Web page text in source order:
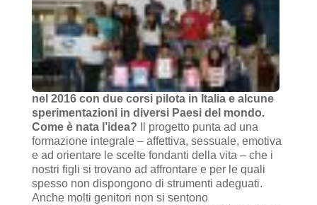
nel 2016 con due corsi pilota in Italia e alcune
sperimentazioni in diversi Paesi del mondo.
Come è nata l’idea?
Il progetto punta ad una
formazione integrale – affettiva, sessuale, emotiva
e ad orientare le scelte fondanti della vita – che i
nostri figli si trovano ad affrontare e per le quali
spesso non dispongono di strumenti adeguati.
Anche molti genitori non si sentono